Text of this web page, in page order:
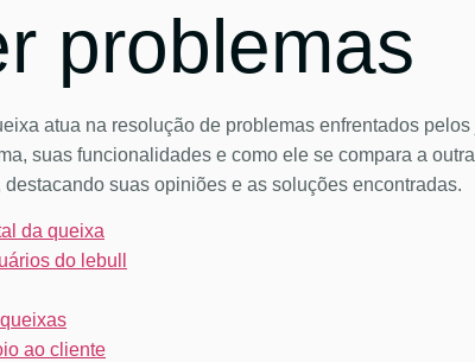
problemas
atua na resolução de problemas enfrentados
suas funcionalidades e como ele se compara a
suas opiniões e as soluções encontradas.
da queixa
do lebull
ao cliente